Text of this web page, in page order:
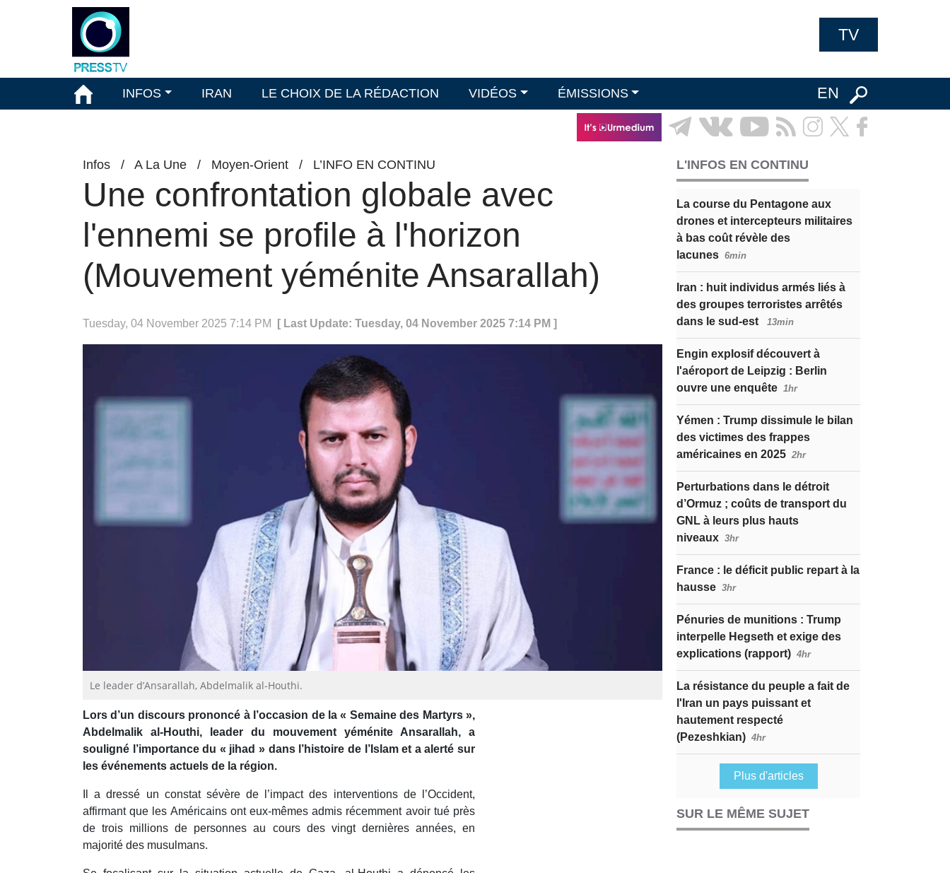
TV
INFOS IRAN LE CHOIX DE LA RÉDACTION VIDÉOS ÉMISSIONS EN
Infos / A La Une / Moyen-Orient / L’INFO EN CONTINU
Une confrontation globale avec
l'ennemi se profile à l'horizon
(Mouvement yéménite Ansarallah)
Tuesday, 04 November 2025 7:14 PM [ Last Update: Tuesday, 04 November 2025 7:14 PM ]
Le leader d’Ansarallah, Abdelmalik al-Houthi.
Lors d’un discours prononcé à l’occasion de la « Semaine des Martyrs »,
Abdelmalik al-Houthi, leader du mouvement yéménite Ansarallah, a
souligné l’importance du « jihad » dans l’histoire de l’Islam et a alerté sur
les événements actuels de la région.
Il a dressé un constat sévère de l’impact des interventions de l’Occident,
affirmant que les Américains ont eux-mêmes admis récemment avoir tué près
de trois millions de personnes au cours des vingt dernières années, en
majorité des musulmans.
L'INFOS EN CONTINU
La course du Pentagone aux
drones et intercepteurs militaires
à bas coût révèle des
lacunes 6min
Iran : huit individus armés liés à
des groupes terroristes arrêtés
dans le sud-est
13min
Engin explosif découvert à
l'aéroport de Leipzig : Berlin
ouvre une enquête 1hr
Yémen : Trump dissimule le bilan
des victimes des frappes
américaines en 2025 2hr
Perturbations dans le détroit
d’Ormuz ; coûts de transport du
GNL à leurs plus hauts
niveaux 3hr
France : le déficit public repart à la
hausse 3hr
Pénuries de munitions : Trump
interpelle Hegseth et exige des
explications (rapport) 4hr
La résistance du peuple a fait de
l'Iran un pays puissant et
hautement respecté
(Pezeshkian) 4hr
Plus d'articles
SUR LE MÊME SUJET